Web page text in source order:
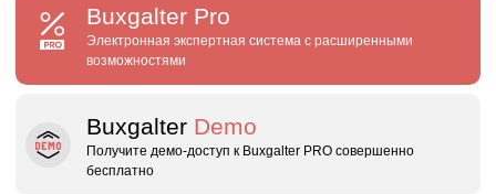
Buxgalter Pro
Электронная экспертная система с расширенными
возможностями
Buxgalter Demo
Получите демо‑доступ к Buxgalter PRO совершенно
бесплатно